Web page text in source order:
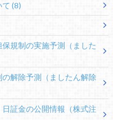
て (8)
規制の実施予測（ました
解除予測（ましたん解除
証金の公開情報（株式注